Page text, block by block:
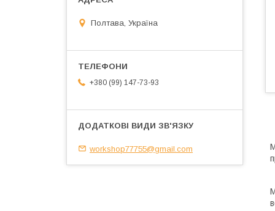
Полтава, Україна
+380 (99) 147-73-93
workshop77755@gmail.com